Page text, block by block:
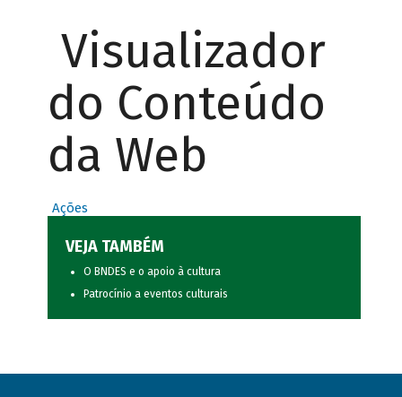
Visualizador
do Conteúdo
da Web
Ações
VEJA TAMBÉM
O BNDES e o apoio à cultura
Patrocínio a eventos culturais